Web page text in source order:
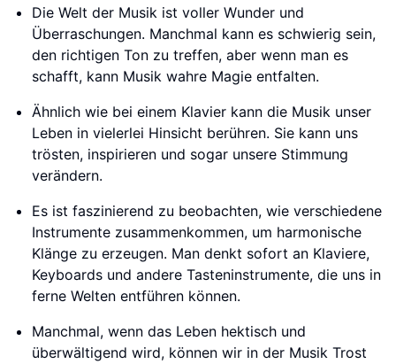
Die Welt der Musik ist voller Wunder und
Überraschungen. Manchmal kann es schwierig sein,
den richtigen Ton zu treffen, aber wenn man es
schafft, kann Musik wahre Magie entfalten.
Ähnlich wie bei einem Klavier kann die Musik unser
Leben in vielerlei Hinsicht berühren. Sie kann uns
trösten, inspirieren und sogar unsere Stimmung
verändern.
Es ist faszinierend zu beobachten, wie verschiedene
Instrumente zusammenkommen, um harmonische
Klänge zu erzeugen. Man denkt sofort an Klaviere,
Keyboards und andere Tasteninstrumente, die uns in
ferne Welten entführen können.
Manchmal, wenn das Leben hektisch und
überwältigend wird, können wir in der Musik Trost